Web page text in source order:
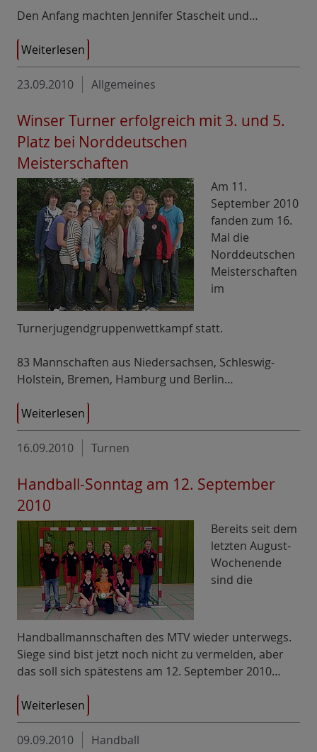
Den Anfang machten Jennifer Stascheit und…
Weiterlesen
23.09.2010 Allgemeines
Winser Turner erfolgreich mit 3. und 5.
Platz bei Norddeutschen
Meisterschaften
Am 11.
September 2010
fanden zum 16.
Mal die
Norddeutschen
Meisterschaften
im
Turnerjugendgruppenwettkampf statt.
83 Mannschaften aus Niedersachsen, Schleswig-
Holstein, Bremen, Hamburg und Berlin…
Weiterlesen
16.09.2010 Turnen
Handball-Sonntag am 12. September
2010
Bereits seit dem
letzten August-
Wochenende
sind die
Handballmannschaften des MTV wieder unterwegs.
Siege sind bist jetzt noch nicht zu vermelden, aber
das soll sich spätestens am 12. September 2010…
Weiterlesen
09.09.2010 Handball